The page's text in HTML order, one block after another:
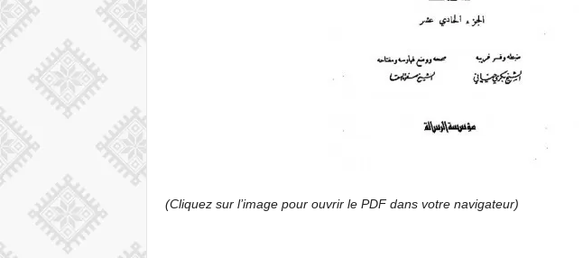
(Cliquez sur l’image pour ouvrir le PDF dans votre navigateur)